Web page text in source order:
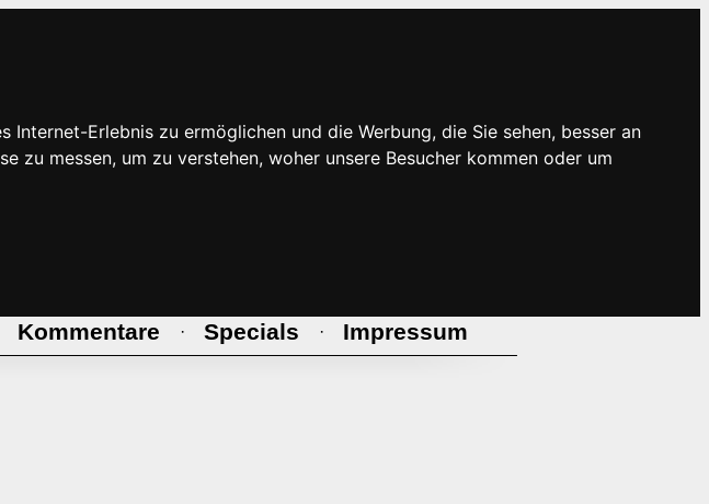
Erlebnis zu ermöglichen und die Werbung, die Sie sehen, besser an
zu messen, um zu verstehen, woher unsere Besucher kommen oder um
Kommentare · Specials · Impressum